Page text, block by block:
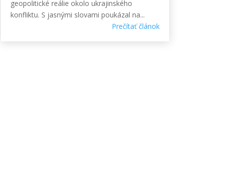
geopolitické reálie okolo ukrajinského
konfliktu. S jasnými slovami poukázal na...
Prečítať článok